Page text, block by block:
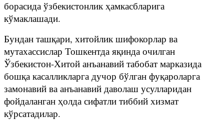
борасида ўзбекистонлик ҳамкасбларига
кўмаклашади.
Бундан ташқари, хитойлик шифокорлар ва
мутахассислар Тошкентда яқинда очилган
Ўзбекистон-Хитой анъанавий табобат марказида
бошқа касалликларга дучор бўлган фуқароларга
замонавий ва анъанавий даволаш усулларидан
фойдаланган ҳолда сифатли тиббий хизмат
кўрсатадилар.